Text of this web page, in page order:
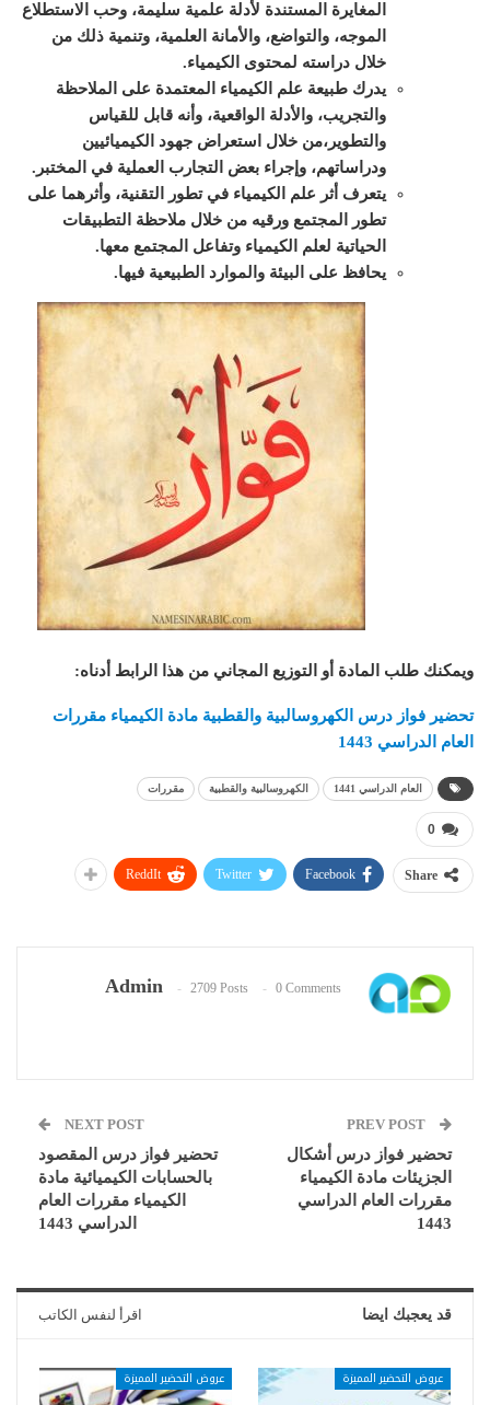
المغايرة المستندة لأدلة علمية سليمة، وحب الاستطلاع
الموجه، والتواضع، والأمانة العلمية، وتنمية ذلك من
خلال دراسته لمحتوى الكيمياء.
يدرك طبيعة علم الكيمياء المعتمدة على الملاحظة
والتجريب، والأدلة الواقعية، وأنه قابل للقياس
والتطوير،من خلال استعراض جهود الكيميائيين
ودراساتهم، وإجراء بعض التجارب العملية في المختبر.
يتعرف أثر علم الكيمياء في تطور التقنية، وأثرهما على
تطور المجتمع ورقيه من خلال ملاحظة التطبيقات
الحياتية لعلم الكيمياء وتفاعل المجتمع معها.
يحافظ على البيئة والموارد الطبيعية فيها.
ويمكنك طلب المادة أو التوزيع المجاني من هذا الرابط أدناه:
تحضير فواز درس الكهروسالبية والقطبية مادة الكيمياء مقررات
العام الدراسي 1443
العام الدراسي 1441 الكهروسالبية والقطبية مقررات
0
Share
Facebook
Twitter
ReddIt
Admin 2709 Posts 0 Comments
تحضير فواز درس أشكال
الجزيئات مادة الكيمياء
مقررات العام الدراسي
1443
NEXT POST
تحضير فواز درس المقصود
بالحسابات الكيميائية مادة
الكيمياء مقررات العام
الدراسي 1443
قد يعجبك ايضا اقرأ لنفس الكاتب
عروض التحضير المميزة عروض التحضير المميزة